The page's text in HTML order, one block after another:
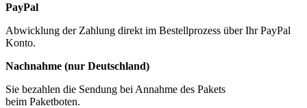
PayPal
Abwicklung der Zahlung direkt im Bestellprozess über Ihr PayPal
Konto.
Nachnahme (nur Deutschland)
Sie bezahlen die Sendung bei Annahme des Pakets
beim Paketboten.